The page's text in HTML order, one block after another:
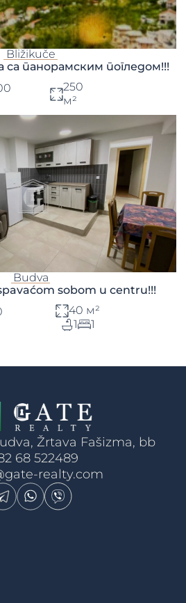
Bližikuče
панорамским погледом!!!
250
м²
Budva
sobom u centru!!!
40 м²
1
1
Žrtava Fašizma, bb
68 522489
realty.com